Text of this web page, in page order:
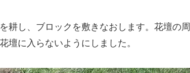
耕し、ブロックを敷きなおします。花壇の周
壇に入らないようにしました。